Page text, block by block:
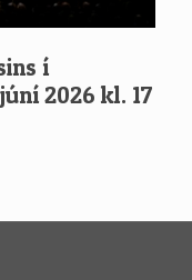
í
2026 kl. 17